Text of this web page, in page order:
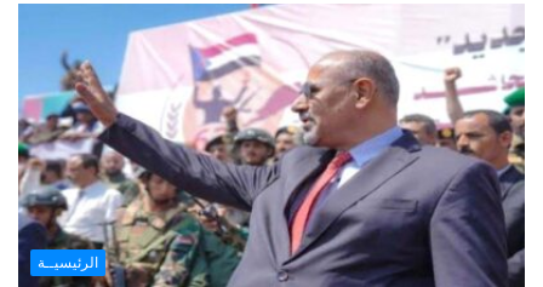
الرئيسيــة